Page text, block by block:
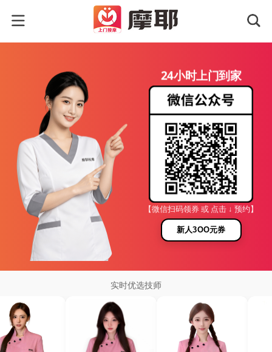
24小时上门到家
【微信扫码领券 或 点击 ↓ 预约】
新人3OO元券
实时优选技师